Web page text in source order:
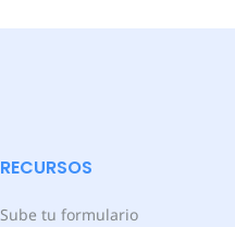
RECURSOS
Sube tu formulario